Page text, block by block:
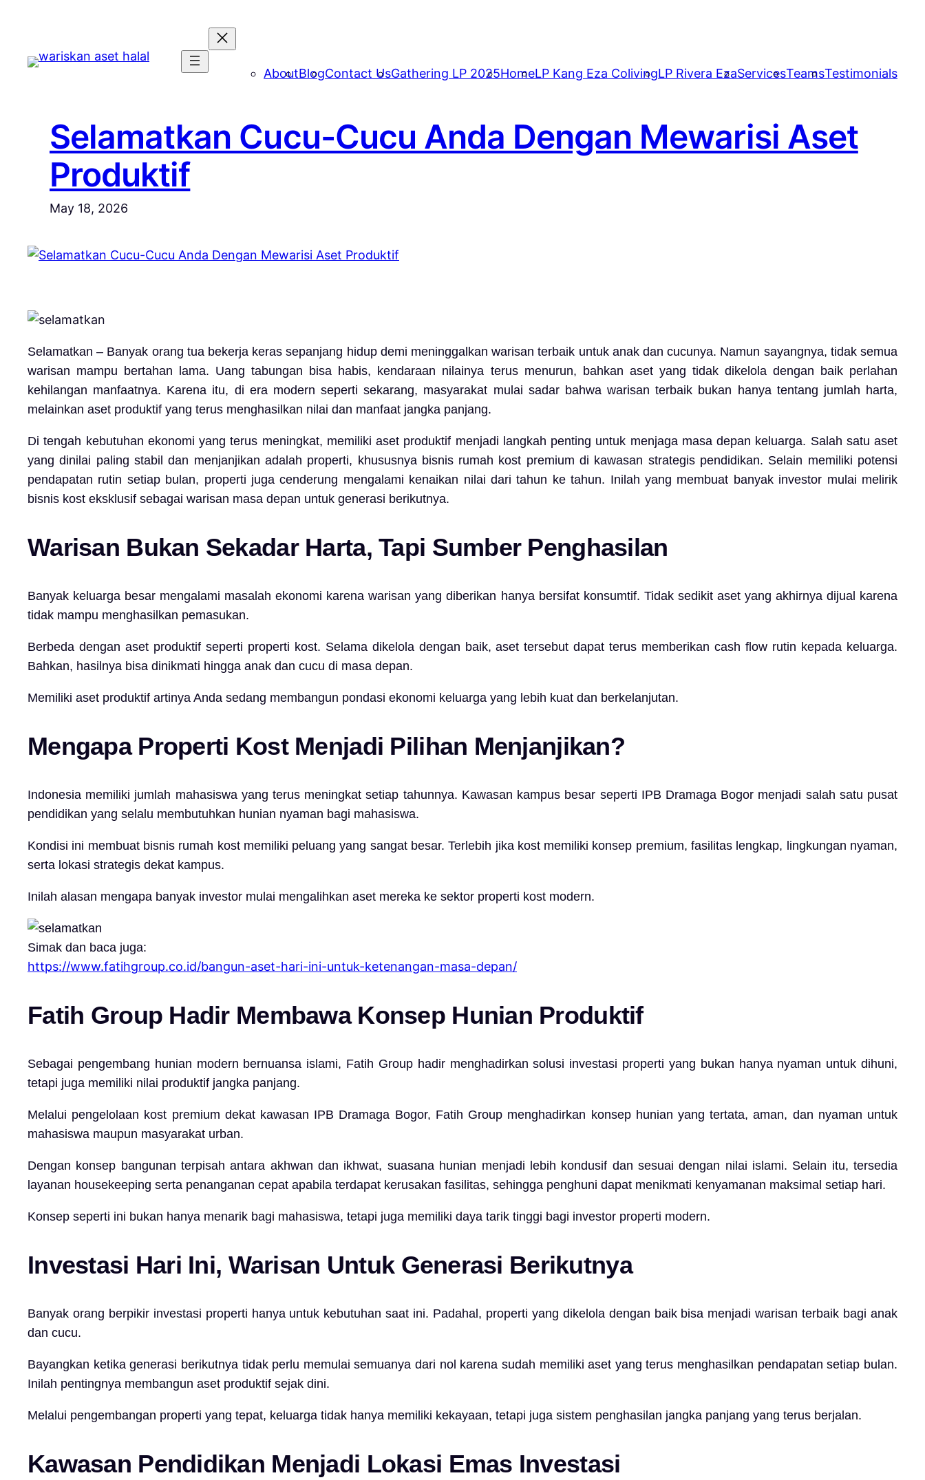
content
AboutBlogContact UsGathering LP 2025HomeLP Kang Eza ColivingLP Rivera EzaServicesTeamsTestimonials
Selamatkan Cucu-Cucu Anda Dengan Mewarisi Aset
Produktif
May 18, 2026
Selamatkan – Banyak orang tua bekerja keras sepanjang hidup demi meninggalkan warisan terbaik untuk anak dan cucunya. Namun sayangnya, tidak semua
warisan mampu bertahan lama. Uang tabungan bisa habis, kendaraan nilainya terus menurun, bahkan aset yang tidak dikelola dengan baik perlahan
kehilangan manfaatnya. Karena itu, di era modern seperti sekarang, masyarakat mulai sadar bahwa warisan terbaik bukan hanya tentang jumlah harta,
melainkan aset produktif yang terus menghasilkan nilai dan manfaat jangka panjang.
Di tengah kebutuhan ekonomi yang terus meningkat, memiliki aset produktif menjadi langkah penting untuk menjaga masa depan keluarga. Salah satu aset
yang dinilai paling stabil dan menjanjikan adalah properti, khususnya bisnis rumah kost premium di kawasan strategis pendidikan. Selain memiliki potensi
pendapatan rutin setiap bulan, properti juga cenderung mengalami kenaikan nilai dari tahun ke tahun. Inilah yang membuat banyak investor mulai melirik
bisnis kost eksklusif sebagai warisan masa depan untuk generasi berikutnya.
Warisan Bukan Sekadar Harta, Tapi Sumber Penghasilan
Banyak keluarga besar mengalami masalah ekonomi karena warisan yang diberikan hanya bersifat konsumtif. Tidak sedikit aset yang akhirnya dijual karena
tidak mampu menghasilkan pemasukan.
Berbeda dengan aset produktif seperti properti kost. Selama dikelola dengan baik, aset tersebut dapat terus memberikan cash flow rutin kepada keluarga.
Bahkan, hasilnya bisa dinikmati hingga anak dan cucu di masa depan.
Memiliki aset produktif artinya Anda sedang membangun pondasi ekonomi keluarga yang lebih kuat dan berkelanjutan.
Mengapa Properti Kost Menjadi Pilihan Menjanjikan?
Indonesia memiliki jumlah mahasiswa yang terus meningkat setiap tahunnya. Kawasan kampus besar seperti IPB Dramaga Bogor menjadi salah satu pusat
pendidikan yang selalu membutuhkan hunian nyaman bagi mahasiswa.
Kondisi ini membuat bisnis rumah kost memiliki peluang yang sangat besar. Terlebih jika kost memiliki konsep premium, fasilitas lengkap, lingkungan nyaman,
serta lokasi strategis dekat kampus.
Inilah alasan mengapa banyak investor mulai mengalihkan aset mereka ke sektor properti kost modern.
Simak dan baca juga:
https://www.fatihgroup.co.id/bangun-aset-hari-ini-untuk-ketenangan-masa-depan/
Fatih Group Hadir Membawa Konsep Hunian Produktif
Sebagai pengembang hunian modern bernuansa islami, Fatih Grouphadir menghadirkan solusi investasi properti yang bukan hanya nyaman untuk dihuni,
tetapi juga memiliki nilai produktif jangka panjang.
Melalui pengelolaan kost premium dekat kawasan IPB Dramaga Bogor, Fatih Group menghadirkan konsep hunian yang tertata, aman, dan nyaman untuk
mahasiswa maupun masyarakat urban.
Dengan konsep bangunan terpisah antara akhwan dan ikhwat, suasana hunian menjadi lebih kondusif dan sesuai dengan nilai islami. Selain itu, tersedia
layanan housekeeping serta penanganan cepat apabila terdapat kerusakan fasilitas, sehingga penghuni dapat menikmati kenyamanan maksimal setiap hari.
Konsep seperti ini bukan hanya menarik bagi mahasiswa, tetapi juga memiliki daya tarik tinggi bagi investor properti modern.
Investasi Hari Ini, Warisan Untuk Generasi Berikutnya
Banyak orang berpikir investasi properti hanya untuk kebutuhan saat ini. Padahal, properti yang dikelola dengan baik bisa menjadi warisan terbaik bagi anak
dan cucu.
Bayangkan ketika generasi berikutnya tidak perlu memulai semuanya dari nol karena sudah memiliki aset yang terus menghasilkan pendapatan setiap bulan.
Inilah pentingnya membangun aset produktif sejak dini.
Melalui pengembangan properti yang tepat, keluarga tidak hanya memiliki kekayaan, tetapi juga sistem penghasilan jangka panjang yang terus berjalan.
Kawasan Pendidikan Menjadi Lokasi Emas Investasi